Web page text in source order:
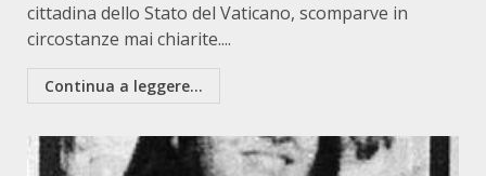
cittadina dello Stato del Vaticano, scomparve in
circostanze mai chiarite....
Continua a leggere...